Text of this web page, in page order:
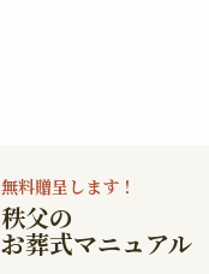
無料贈呈します！
秩父の
お葬式マニュアル